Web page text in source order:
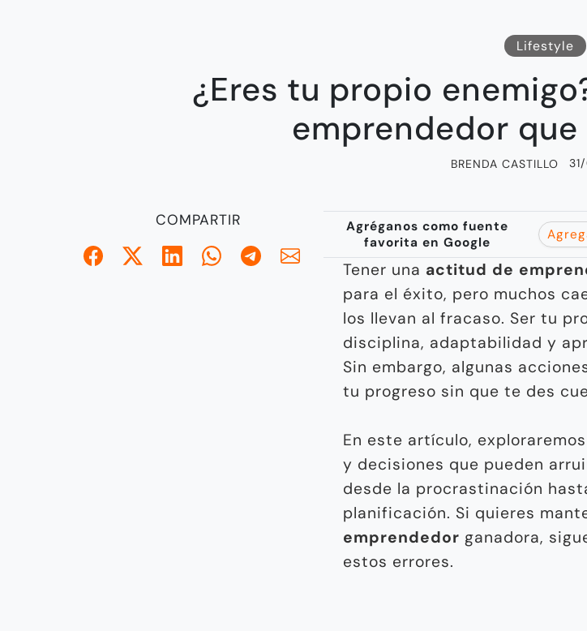
Lifestyle
¿Eres tu propio
emprendedor
BRENDA CASTILLO
COMPARTIR
Agréganos como fuente
favorita en Google
Tener una actitud de
para el éxito, pero muchos
los llevan al fracaso. Ser tu
disciplina, adaptabilidad y
Sin embargo, algunas
tu progreso sin que te des
En este artículo,
y decisiones que pueden
desde la procrastinación
planificación. Si quieres
emprendedor ganadora,
estos errores.